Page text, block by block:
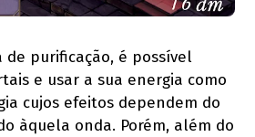
de purificação, é possível
e usar a sua energia como
cujos efeitos dependem do
àquela onda. Porém, além do